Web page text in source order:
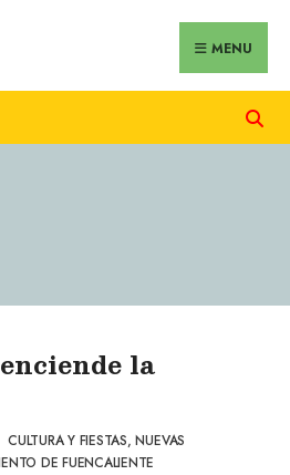
MENU
la
CULTURA Y FIESTAS,NUEVAS
DE FUENCALIENTE